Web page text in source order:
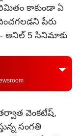
కాకుండా ఏ
పేరు
- అనిల్ 5 సినిమాకు
వెంకటేష్,
సంగతి